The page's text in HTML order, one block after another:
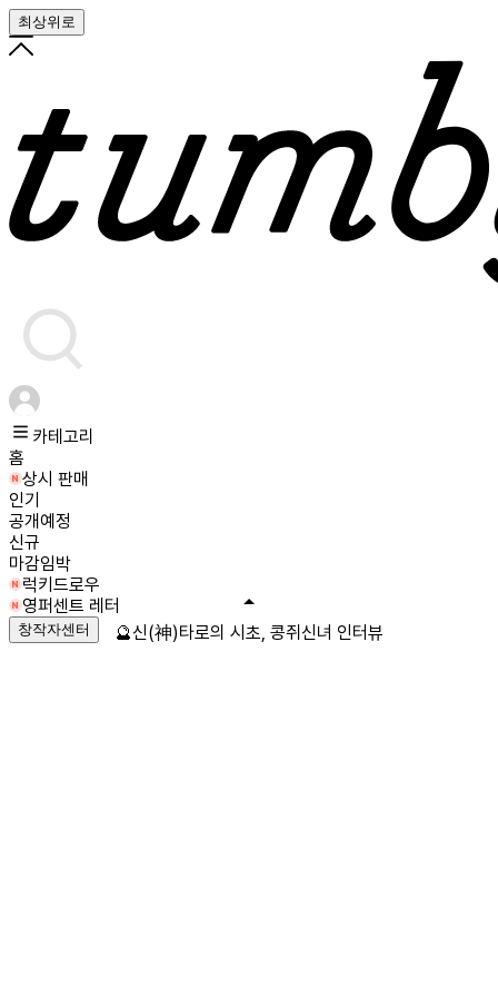
최상위로
카테고리
홈
상시 판매
인기
공개예정
신규
마감임박
럭키드로우
영퍼센트 레터
창작자센터 🔮신(神)타로의 시초, 콩쥐신녀 인터뷰